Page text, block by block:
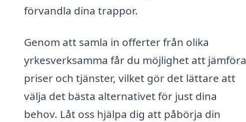
förvandla dina trappor.
Genom att samla in offerter från olika
yrkesverksamma får du möjlighet att jämföra
priser och tjänster, vilket gör det lättare att
välja det bästa alternativet för just dina
behov. Låt oss hjälpa dig att påbörja din